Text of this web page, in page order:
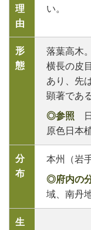
理
由
い。
形
態
落葉高木
横長の皮
あり、先
顕著である
◎参照 日
原色日本
分
布
本州（岩
◎府内の
域、南丹
生